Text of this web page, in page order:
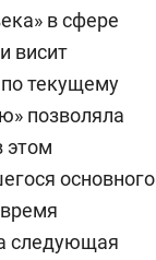
в сфере
висит
текущему
позволяла
этом
основного
следующая